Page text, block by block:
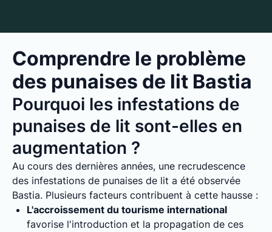
Comprendre le problème
des punaises de lit Bastia
Pourquoi les infestations de
punaises de lit sont-elles en
augmentation ?
Au cours des dernières années, une recrudescence
des infestations de punaises de lit a été observée
Bastia. Plusieurs facteurs contribuent à cette hausse :
L'accroissement du tourisme international
favorise l'introduction et la propagation de ces